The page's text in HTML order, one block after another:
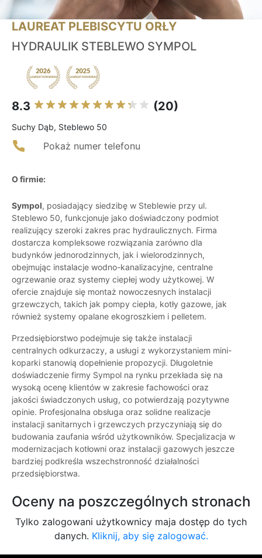
LAUREAT PLEBISCYTU ORŁY
HYDRAULIK STEBLEWO SYMPOL
8.3 (20)
Suchy Dąb, Steblewo 50
Pokaż numer telefonu
O firmie:
Sympol, posiadający siedzibę w Steblewie przy ul.
Steblewo 50, funkcjonuje jako doświadczony podmiot
realizujący szeroki zakres prac hydraulicznych. Firma
dostarcza kompleksowe rozwiązania zarówno dla
budynków jednorodzinnych, jak i wielorodzinnych,
obejmując instalacje wodno-kanalizacyjne, centralne
ogrzewanie oraz systemy ciepłej wody użytkowej. W
ofercie znajduje się montaż nowoczesnych instalacji
grzewczych, takich jak pompy ciepła, kotły gazowe, jak
również systemy opalane ekogroszkiem i pelletem.
Przedsiębiorstwo podejmuje się także instalacji
centralnych odkurzaczy, a usługi z wykorzystaniem mini-
koparki stanowią dopełnienie propozycji. Długoletnie
doświadczenie firmy Sympol na rynku przekłada się na
wysoką ocenę klientów w zakresie fachowości oraz
jakości świadczonych usług, co potwierdzają pozytywne
opinie. Profesjonalna obsługa oraz solidne realizacje
instalacji sanitarnych i grzewczych przyczyniają się do
budowania zaufania wśród użytkowników. Specjalizacja w
modernizacjach kotłowni oraz instalacji gazowych jeszcze
bardziej podkreśla wszechstronność działalności
przedsiębiorstwa.
Oceny na poszczególnych stronach
Tylko zalogowani użytkownicy maja dostęp do tych
danych. Kliknij, aby się zalogować.